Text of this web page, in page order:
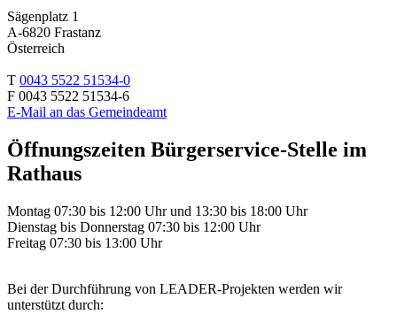
Sägenplatz 1
A-6820 Frastanz
Österreich
T 0043 5522 51534-0
F 0043 5522 51534-6
E-Mail an das Gemeindeamt
Öffnungszeiten Bürgerservice-Stelle im
Rathaus
Montag 07:30 bis 12:00 Uhr und 13:30 bis 18:00 Uhr
Dienstag bis Donnerstag 07:30 bis 12:00 Uhr
Freitag 07:30 bis 13:00 Uhr
Bei der Durchführung von LEADER-Projekten werden wir
unterstützt durch: